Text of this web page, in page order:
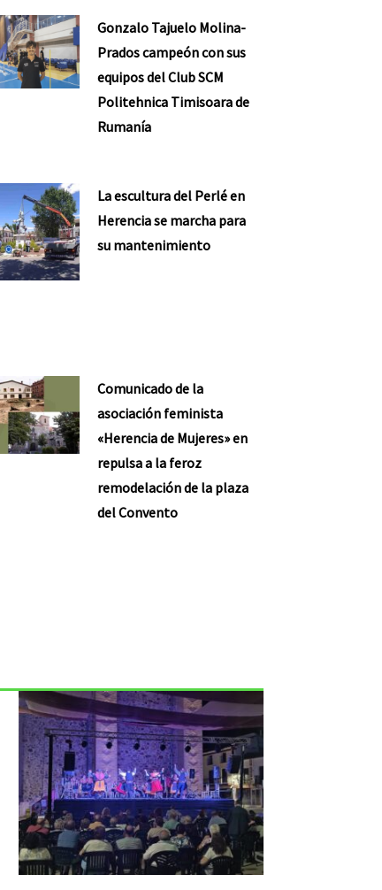
Gonzalo Tajuelo Molina-
Prados campeón con sus
equipos del Club SCM
Politehnica Timisoara de
Rumanía
La escultura del Perlé en
Herencia se marcha para
su mantenimiento
Comunicado de la
asociación feminista
«Herencia de Mujeres» en
repulsa a la feroz
remodelación de la plaza
del Convento